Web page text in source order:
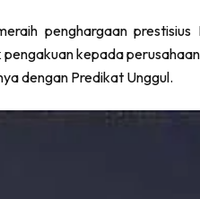
akses ke akun Anda,
penghargaan
kepada
dengan Predikat Unggul.